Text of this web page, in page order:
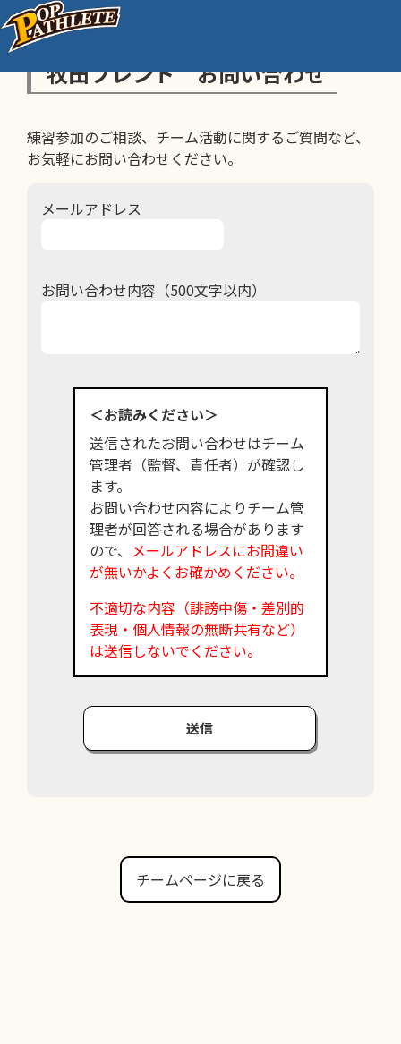
牧田フレンド お問い合わせ
練習参加のご相談、チーム活動に関するご質問など、
お気軽にお問い合わせください。
メールアドレス
お問い合わせ内容（500文字以内）
＜お読みください＞
送信されたお問い合わせはチーム
管理者（監督、責任者）が確認し
ます。
お問い合わせ内容によりチーム管
理者が回答される場合があります
ので、 メールアドレスにお間違い
が無いかよくお確かめください。
不適切な内容（誹謗中傷・差別的
表現・個人情報の無断共有など）
は送信しないでください。
送信
チームページに戻る